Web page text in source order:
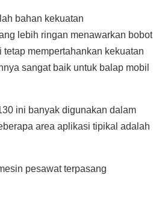
bahan kekuatan
lebih ringan menawarkan bobot
mempertahankan kekuatan
sangat baik untuk balap mobil
ini banyak digunakan dalam
area aplikasi tipikal adalah
pesawat terpasang